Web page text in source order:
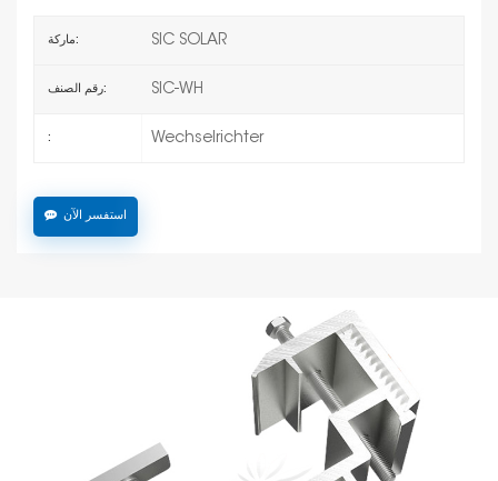
ماركة: SIC SOLAR
رقم الصنف: SIC-WH
: Wechselrichter
استفسر الآن